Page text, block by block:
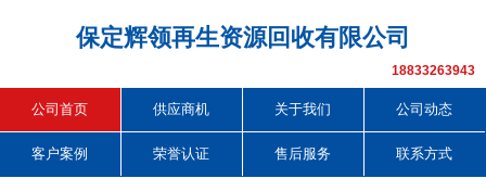
保定辉领再生资源回收有限公司
18833263943
公司首页 供应商机 关于我们 公司动态
客户案例 荣誉认证 售后服务 联系方式